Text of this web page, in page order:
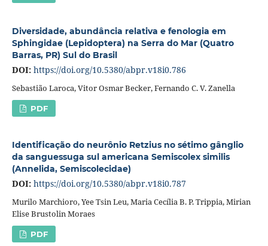
Diversidade, abundância relativa e fenologia em
Sphingidae (Lepidoptera) na Serra do Mar (Quatro
Barras, PR) Sul do Brasil
DOI: https://doi.org/10.5380/abpr.v18i0.786
Sebastião Laroca, Vitor Osmar Becker, Fernando C. V. Zanella
PDF
Identificação do neurônio Retzius no sétimo gânglio
da sanguessuga sul americana Semiscolex similis
(Annelida, Semiscolecidae)
DOI: https://doi.org/10.5380/abpr.v18i0.787
Murilo Marchioro, Yee Tsin Leu, Maria Cecília B. P. Trippia, Mirian
Elise Brustolin Moraes
PDF